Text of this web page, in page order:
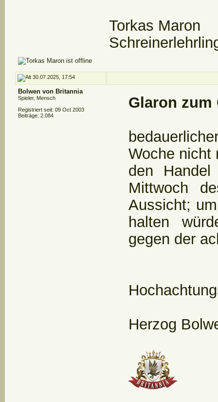
Torkas Maron
30.07.2025, 17:54
Bolwen von Britannia
Spieler, Mensch
Registriert seit: 09 Oct 2003
Beiträge: 2.084
Glaron zum
Woche nicht
den
Mittwoch
Aussicht;
halten
gegen der
Herzog